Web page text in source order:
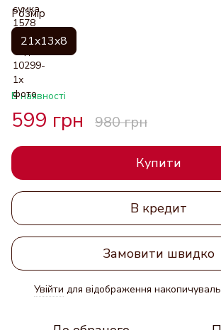
Розмір
21x13x8
В наявності
599 грн 980 грн
Купити
В кредит
Замовити швидко
Увійти для відображення